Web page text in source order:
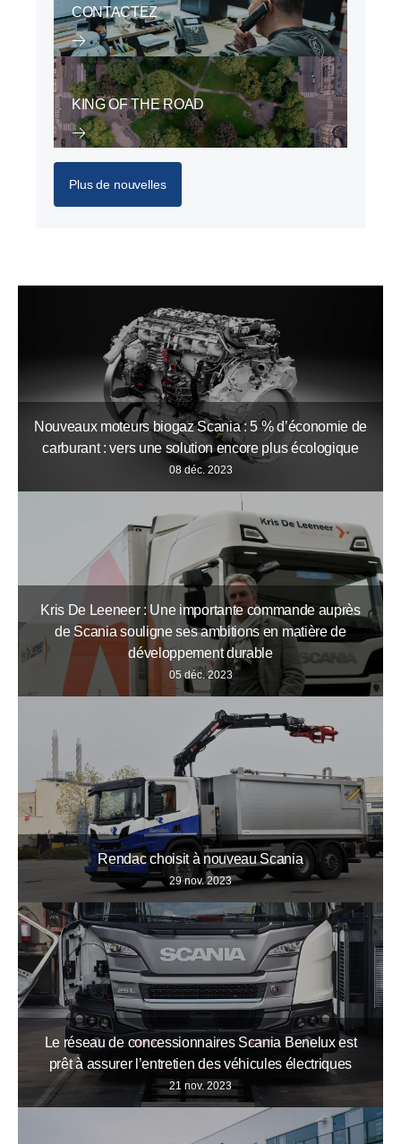
CONTACTEZ
KING OF THE ROAD
Plus de nouvelles
Nouveaux moteurs biogaz Scania : 5 % d’économie de
carburant : vers une solution encore plus écologique
08 déc. 2023
Kris De Leeneer : Une importante commande auprès
de Scania souligne ses ambitions en matière de
développement durable
05 déc. 2023
Rendac choisit à nouveau Scania
29 nov. 2023
Le réseau de concessionnaires Scania Benelux est
prêt à assurer l’entretien des véhicules électriques
21 nov. 2023